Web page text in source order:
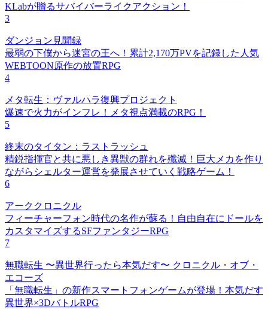
KLabが贈るサバイバーライクアクション！
3
ダンジョン見聞録
最弱の下僕から迷宮の王へ！累計2,170万PVを記録した人気
WEBTOON原作の放置RPG
4
メタ転生：ヴァルハラ復興プロジェクト
爆速で火力がインフレ！メタ視点満載のRPG！
5
終末のタイタン：ラストラッシュ
精鋭指揮官と共に悪しき異獣の群れを殲滅！巨大メカを作り
ながらシェルター運営を発展させていく戦略ゲーム！
6
アーククロニクル
フィーチャーフォン時代の名作が蘇る！自由自在にドールを
カスタマイズするSFファンタジーRPG
7
無職転生 〜異世界行ったら本気だす〜 クロニクル・オブ・
エコーズ
「無職転生」の新作スマートフォンゲームが登場！本気だす
異世界×3DバトルRPG